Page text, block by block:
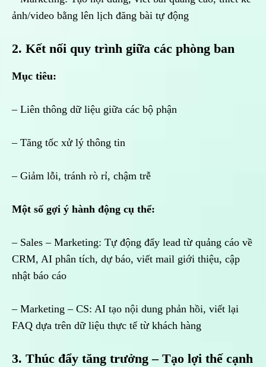
ảnh/video bằng lên lịch đăng bài tự động
2. Kết nối quy trình giữa các phòng ban
Mục tiêu:
– Liên thông dữ liệu giữa các bộ phận
– Tăng tốc xử lý thông tin
– Giảm lỗi, tránh rò rỉ, chậm trễ
Một số gợi ý hành động cụ thể:
– Sales – Marketing: Tự động đẩy lead từ quảng cáo về
CRM, AI phân tích, dự báo, viết mail giới thiệu, cập
nhật báo cáo
– Marketing – CS: AI tạo nội dung phản hồi, viết lại
FAQ dựa trên dữ liệu thực tế từ khách hàng
3. Thúc đẩy tăng trưởng – Tạo lợi thế cạnh